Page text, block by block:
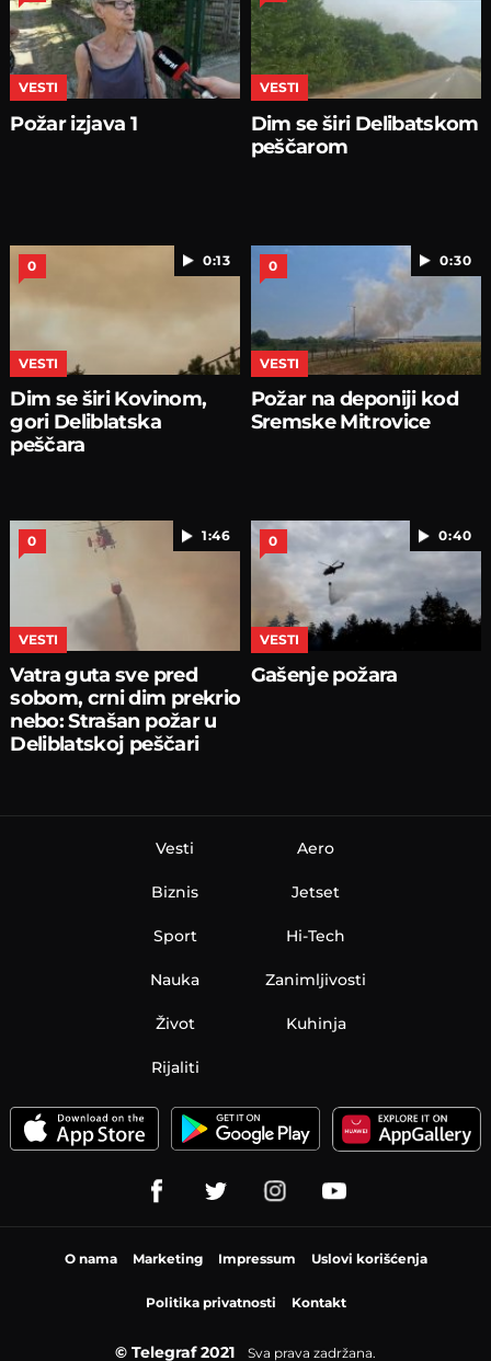
VESTI
Požar izjava 1
VESTI
Dim se širi Delibatskom
peščarom
0:13
0
VESTI
Dim se širi Kovinom,
gori Deliblatska
peščara
0:30
0
VESTI
Požar na deponiji kod
Sremske Mitrovice
1:46
0
VESTI
Vatra guta sve pred
sobom, crni dim prekrio
nebo: Strašan požar u
Deliblatskoj peščari
0:40
0
VESTI
Gašenje požara
Vesti
Biznis
Sport
Nauka
Aero
Jetset
Hi-Tech
Zanimljivosti
Život Kuhinja
Rijaliti
O nama Marketing Impressum Uslovi korišćenja
Politika privatnosti Kontakt
© Telegraf 2021 Sva prava zadržana.